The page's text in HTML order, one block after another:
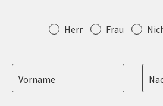
Anrede Herr Frau
Vorname